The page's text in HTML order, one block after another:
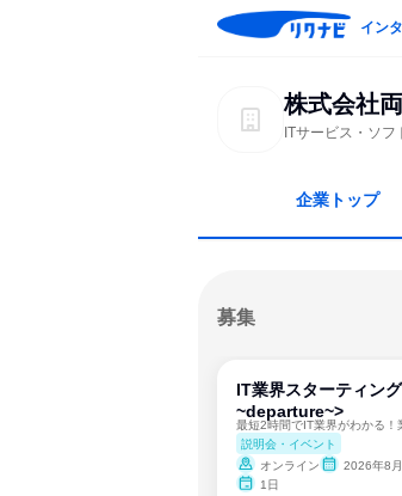
イン
株式会社
ITサービス・ソフ
企業トップ
募集
IT業界スターティン
~departure~>
説明会・イベント
オンライン
2026年8月・9
1日